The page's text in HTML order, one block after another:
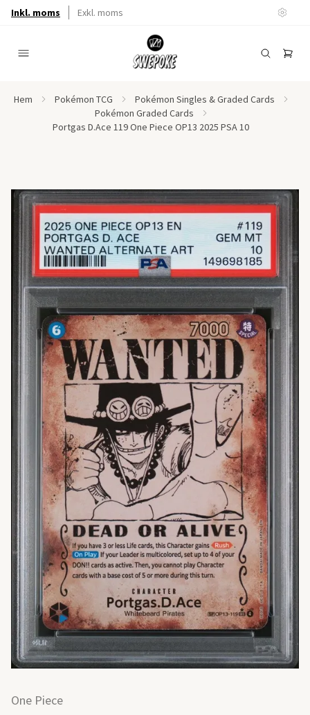
Inkl. moms Exkl. moms
Hem Pokémon TCG
Pokémon Singles & Graded Cards
Pokémon Graded Cards
Portgas D.Ace 119 One Piece OP13 2025 PSA 10
One Piece